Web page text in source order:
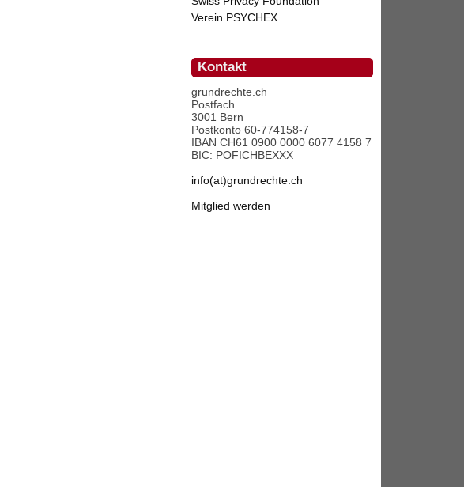
Verein PSYCHEX
Kontakt
grundrechte.ch
Postfach
3001 Bern
Postkonto 60-774158-7
IBAN CH61 0900 0000 6077 4158 7
BIC: POFICHBEXXX
info(at)grundrechte.ch
Mitglied werden